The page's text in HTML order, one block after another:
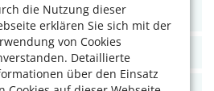
die Nutzung dieser
erklären Sie sich mit der
von Cookies
Detaillierte
über den Einsatz